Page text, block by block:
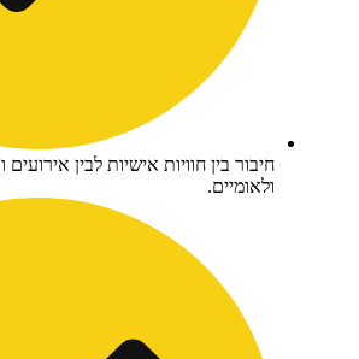
בין חוויות אישיות לבין אירועים והקשרים